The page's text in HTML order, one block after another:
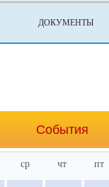
ДОКУМЕНТЫ
События
ср чт пт